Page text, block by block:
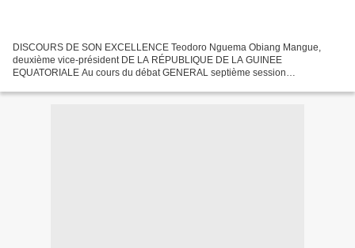
DISCOURS DE SON EXCELLENCE Teodoro Nguema Obiang Mangue,
deuxième vice-président DE LA RÉPUBLIQUE DE LA GUINEE
EQUATORIALE Au cours du débat GENERAL septième session
------------------------------...